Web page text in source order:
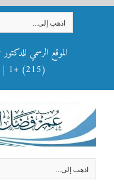
اذهب إلى...
(215) +1
|
اذهب إلى...